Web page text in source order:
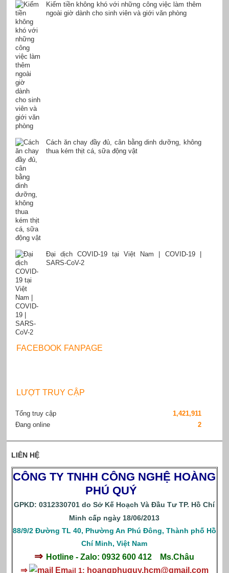
Kiếm tiền không khó với những công việc làm thêm
ngoài giờ dành cho sinh viên và giới văn phòng
Cách ăn chay đầy đủ, cân bằng dinh dưỡng, không
thua kém thịt cá, sữa động vật
Đại dịch COVID-19 tại Việt Nam | COVID-19 |
SARS-CoV-2
FACEBOOK FANPAGE
LƯỢT TRUY CẬP
Tổng truy cập
1,421,911
Đang online
2
LIÊN HỆ
CÔNG TY TNHH CÔNG NGHỆ HOÀNG
PHÚ QUÝ
GPKD: 0312330701 do Sở Kế Hoạch Và Đầu Tư TP. Hồ Chí
Minh cấp ngày 18/06/2013
88/9/2 Đường TL 40, Phường An Phú Đông, Thành phố Hồ
Chí Minh, Việt Nam
⇒ Hotline - Zalo: 0932 600 412
Ms.Châu
⇒
Email 1: hoangphuquy.hcm@gmail.com